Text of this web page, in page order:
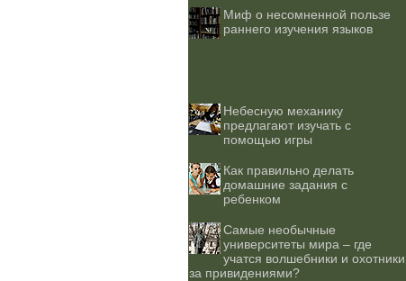
Миф о несомненной пользе
раннего изучения языков
Небесную механику
предлагают изучать с
помощью игры
Как правильно делать
домашние задания с
ребенком
Самые необычные
университеты мира – где
учатся волшебники и охотники
за привидениями?